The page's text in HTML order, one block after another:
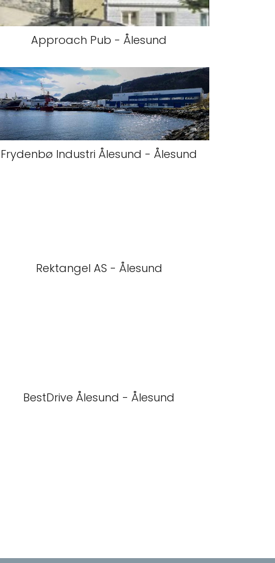
Approach Pub - Ålesund
Frydenbø Industri Ålesund - Ålesund
Rektangel AS - Ålesund
BestDrive Ålesund - Ålesund